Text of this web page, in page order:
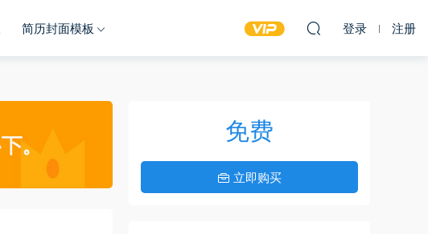
简历封面模板 登录 注册
免费
立即购买